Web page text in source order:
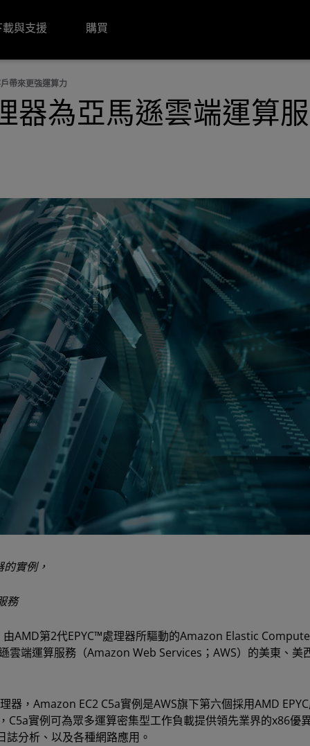
載與支援 購買
帶來更強運算力
器為亞馬遜雲端運算
實例，
務
由AMD第2代EPYC™處理器所驅動的Amazon Elastic Compute
雲端運算服務（Amazon Web Services；AWS）的美東、美
器，Amazon EC2 C5a實例是AWS旗下第六個採用AMD
C5a實例可為眾多運算密集型工作負載提供領先業界的x86優
分析、以及各種網路應用。